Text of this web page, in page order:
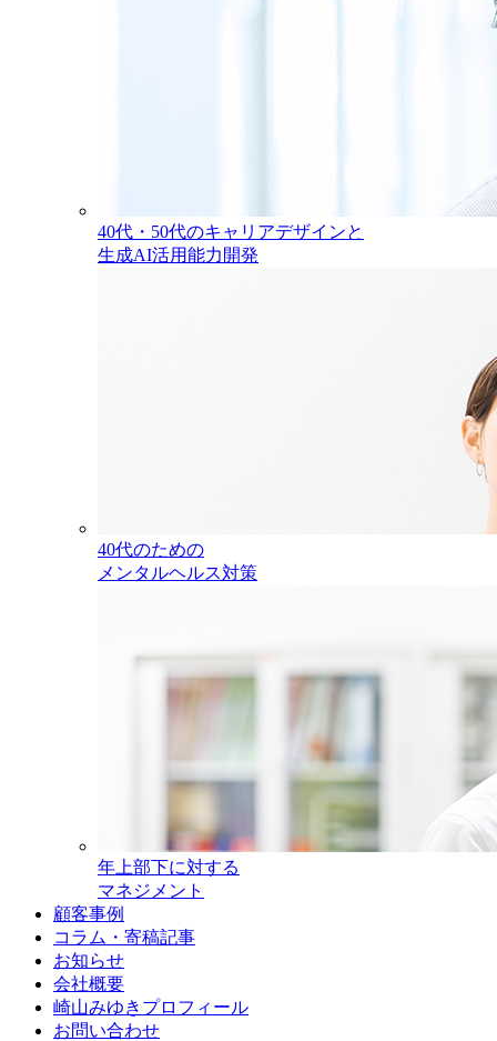
40代・50代のキャリアデザインと
生成AI活用能力開発
40代のための
メンタルヘルス対策
年上部下に対する
マネジメント
顧客事例
コラム・寄稿記事
お知らせ
会社概要
崎山みゆきプロフィール
お問い合わせ